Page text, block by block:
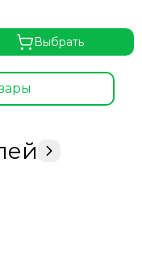
Выбрать